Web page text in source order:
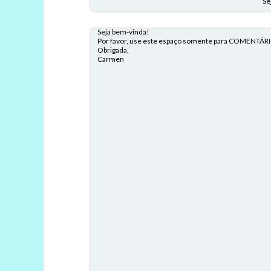
Seja bem-vinda!
Por favor, use este espaço somente para
Obrigada,
Carmen